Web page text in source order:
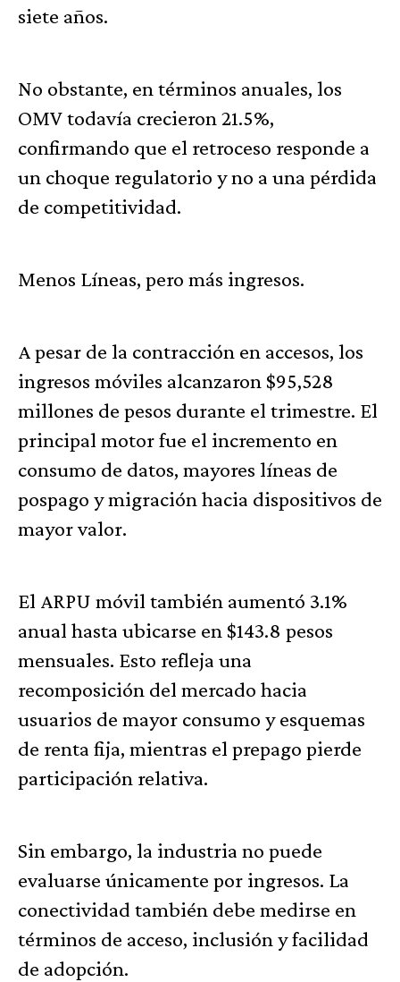
siete años.
No obstante, en términos anuales, los
OMV todavía crecieron 21.5%,
confirmando que el retroceso responde a
un choque regulatorio y no a una pérdida
de competitividad.
Menos Líneas, pero más ingresos.
A pesar de la contracción en accesos, los
ingresos móviles alcanzaron $95,528
millones de pesos durante el trimestre. El
principal motor fue el incremento en
consumo de datos, mayores líneas de
pospago y migración hacia dispositivos de
mayor valor.
El ARPU móvil también aumentó 3.1%
anual hasta ubicarse en $143.8 pesos
mensuales. Esto refleja una
recomposición del mercado hacia
usuarios de mayor consumo y esquemas
de renta fija, mientras el prepago pierde
participación relativa.
Sin embargo, la industria no puede
evaluarse únicamente por ingresos. La
conectividad también debe medirse en
términos de acceso, inclusión y facilidad
de adopción.